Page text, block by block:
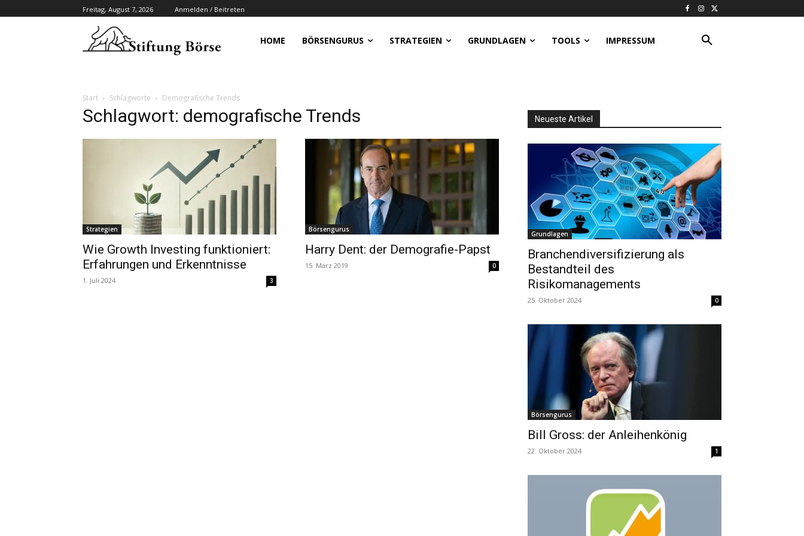
Freitag, August 7, 2026 Anmelden / Beitreten
HOME BÖRSENGURUS STRATEGIEN GRUNDLAGEN TOOLS IMPRESSUM
Start Schlagworte Demografische Trends
Schlagwort: demografische Trends
Strategien
Wie Growth Investing funktioniert:
Erfahrungen und Erkenntnisse
1. Juli 2024 3
Börsengurus
Harry Dent: der Demografie-Papst
15. März 2019 0
Neueste Artikel
Grundlagen
Branchendiversifizierung als
Bestandteil des
Risikomanagements
25. Oktober 2024 0
Börsengurus
Bill Gross: der Anleihenkönig
22. Oktober 2024 1